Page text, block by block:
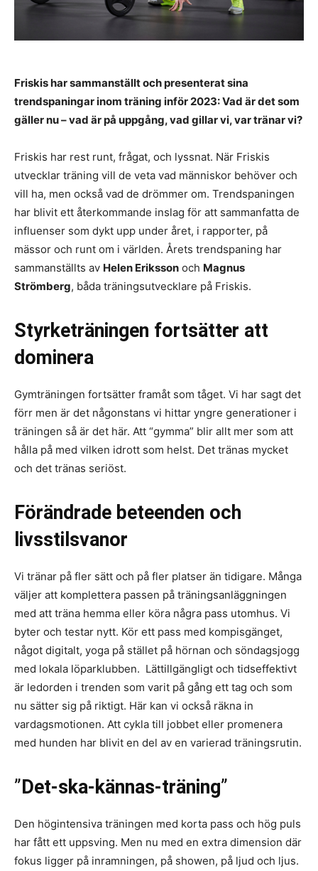
Friskis har sammanställt och presenterat sina
trendspaningar inom träning inför 2023: Vad är det som
gäller nu – vad är på uppgång, vad gillar vi, var tränar vi?
Friskis har rest runt, frågat, och lyssnat. När Friskis
utvecklar träning vill de veta vad människor behöver och
vill ha, men också vad de drömmer om. Trendspaningen
har blivit ett återkommande inslag för att sammanfatta de
influenser som dykt upp under året, i rapporter, på
mässor och runt om i världen. Årets trendspaning har
sammanställts av Helen Eriksson och Magnus
Strömberg, båda träningsutvecklare på Friskis.
Styrketräningen fortsätter att
dominera
Gymträningen fortsätter framåt som tåget. Vi har sagt det
förr men är det någonstans vi hittar yngre generationer i
träningen så är det här. Att “gymma” blir allt mer som att
hålla på med vilken idrott som helst. Det tränas mycket
och det tränas seriöst.
Förändrade beteenden och
livsstilsvanor
Vi tränar på fler sätt och på fler platser än tidigare. Många
väljer att komplettera passen på träningsanläggningen
med att träna hemma eller köra några pass utomhus. Vi
byter och testar nytt. Kör ett pass med kompisgänget,
något digitalt, yoga på stället på hörnan och söndagsjogg
med lokala löparklubben. Lättillgängligt och tidseffektivt
är ledorden i trenden som varit på gång ett tag och som
nu sätter sig på riktigt. Här kan vi också räkna in
vardagsmotionen. Att cykla till jobbet eller promenera
med hunden har blivit en del av en varierad träningsrutin.
”Det-ska-kännas-träning”
Den högintensiva träningen med korta pass och hög puls
har fått ett uppsving. Men nu med en extra dimension där
fokus ligger på inramningen, på showen, på ljud och ljus.